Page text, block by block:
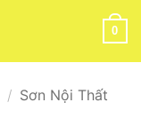
0
/ Sơn Nội Thất